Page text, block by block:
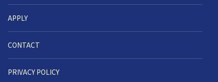
APPLY
CONTACT
PRIVACY POLICY